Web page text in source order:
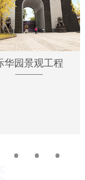
华园景观工程